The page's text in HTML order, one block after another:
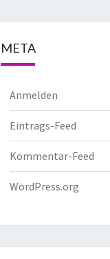
META
Anmelden
Eintrags-Feed
Kommentar-Feed
WordPress.org